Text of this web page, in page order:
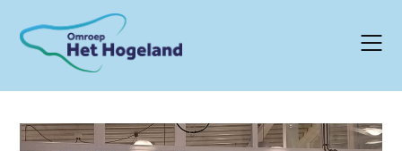
content